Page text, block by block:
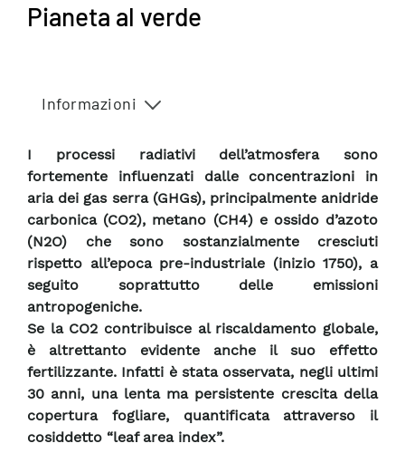
Pianeta al verde
Informazioni
I processi radiativi dell’atmosfera sono
fortemente influenzati dalle concentrazioni in
aria dei gas serra (GHGs), principalmente anidride
carbonica (CO2), metano (CH4) e ossido d’azoto
(N2O) che sono sostanzialmente cresciuti
rispetto all’epoca pre-industriale (inizio 1750), a
seguito soprattutto delle emissioni
antropogeniche.
Se la CO2 contribuisce al riscaldamento globale,
è altrettanto evidente anche il suo effetto
fertilizzante. Infatti è stata osservata, negli ultimi
30 anni, una lenta ma persistente crescita della
copertura fogliare, quantificata attraverso il
cosiddetto “leaf area index”.